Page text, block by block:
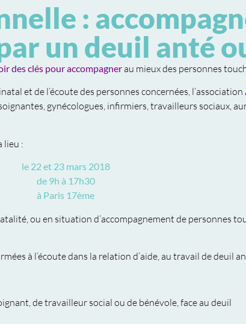
:
un deuil anté
des clés pour accompagnerau mieux des personnes
et de l’écoute des personnes concernées, l’association
gynécologues, infirmiers, travailleurs sociaux,
lieu :
le 22 et 23 mars 2018
de 9h à 17h30
à Paris 17ème
ou en situation d’accompagnement de personnes
à l’écoute dans la relation d’aide, au travail de deuil
de travailleur social ou de bénévole, face au deuil